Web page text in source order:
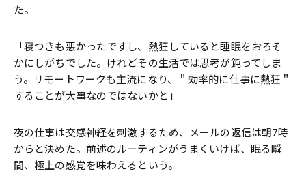
た。
「寝つきも悪かったですし、熱狂していると睡眠をおろそ
かにしがちでした。けれどその生活では思考が鈍ってしま
う。リモートワークも主流になり、＂効率的に仕事に熱狂＂
することが大事なのではないかと」
夜の仕事は交感神経を刺激するため、メールの返信は朝7時
からと決めた。前述のルーティンがうまくいけば、眠る瞬
間、極上の感覚を味わえるという。